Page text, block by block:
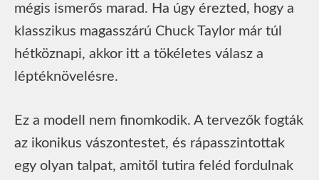
mégis ismerős marad. Ha úgy érezted, hogy a
klasszikus magasszárú Chuck Taylor már túl
hétköznapi, akkor itt a tökéletes válasz a
léptéknövelésre.
Ez a modell nem finomkodik. A tervezők fogták
az ikonikus vászontestet, és rápasszintottak
egy olyan talpat, amitől tutira feléd fordulnak